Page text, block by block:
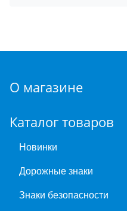
О магазине
Каталог товаров
Новинки
Дорожные знаки
Знаки безопасности